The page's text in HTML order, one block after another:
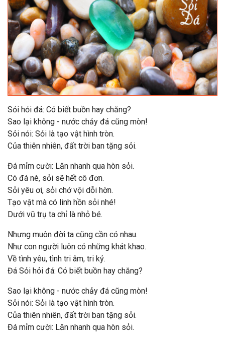
Sỏi hỏi đá: Có biết buồn hay chăng?
Sao lại không - nước chảy đá cũng mòn!
Sỏi nói: Sỏi là tạo vật hình tròn.
Của thiên nhiên, đất trời ban tặng sỏi.
Đá mỉm cười: Lăn nhanh qua hòn sỏi.
Có đá nè, sỏi sẽ hết cô đơn.
Sỏi yêu ơi, sỏi chớ vội dỗi hờn.
Tạo vật mà có linh hồn sỏi nhé!
Dưới vũ trụ ta chỉ là nhỏ bé.
Nhưng muôn đời ta cũng cần có nhau.
Như con người luôn có những khát khao.
Về tình yêu, tình tri âm, tri kỷ.
Đá Sỏi hỏi đá: Có biết buồn hay chăng?
Sao lại không - nước chảy đá cũng mòn!
Sỏi nói: Sỏi là tạo vật hình tròn.
Của thiên nhiên, đất trời ban tặng sỏi.
Đá mỉm cười: Lăn nhanh qua hòn sỏi.